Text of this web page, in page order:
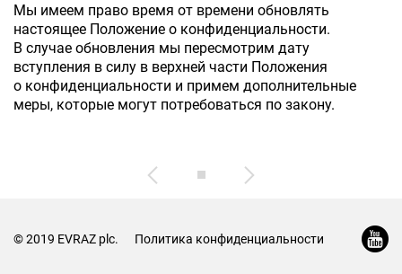
Мы имеем право время от времени обновлять
настоящее Положение о конфиденциальности.
В случае обновления мы пересмотрим дату
вступления в силу в верхней части Положения
о конфиденциальности и примем дополнительные
меры, которые могут потребоваться по закону.
© 2019 EVRAZ plc. Политика конфиденциальности